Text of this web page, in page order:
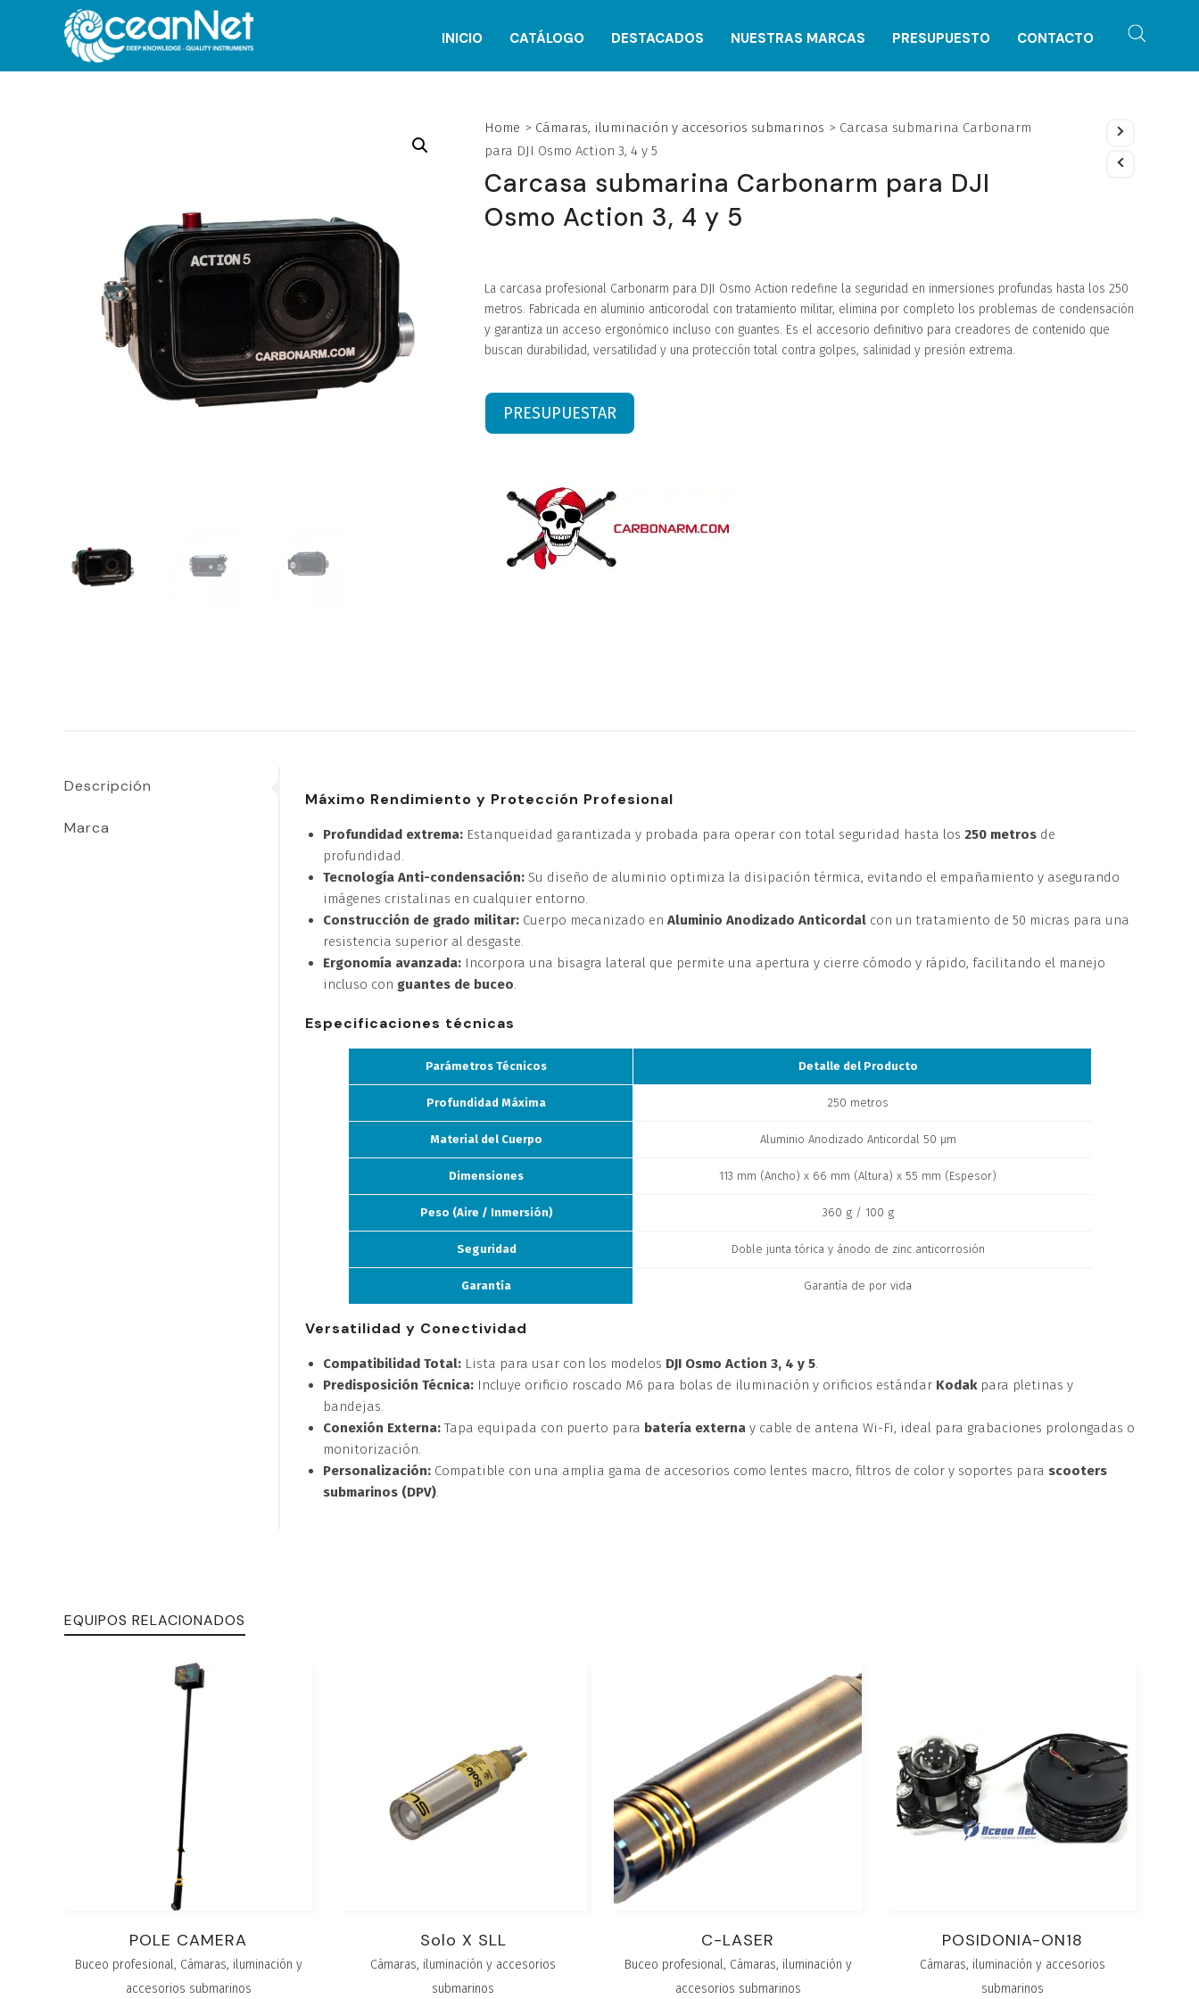
INICIO CATÁLOGO DESTACADOS NUESTRAS MARCAS PRESUPUESTO CONTACTO
Home > Cámaras, iluminación y accesorios submarinos > Carcasa submarina Carbonarm
para DJI Osmo Action 3, 4 y 5
Carcasa submarina Carbonarm para DJI
Osmo Action 3, 4 y 5
La carcasa profesional Carbonarm para DJI Osmo Action redefine la seguridad en inmersiones profundas hasta los 250
metros. Fabricada en aluminio anticorodal con tratamiento militar, elimina por completo los problemas de condensación
y garantiza un acceso ergonómico incluso con guantes. Es el accesorio definitivo para creadores de contenido que
buscan durabilidad, versatilidad y una protección total contra golpes, salinidad y presión extrema.
PRESUPUESTAR
Descripción
Marca
Máximo Rendimiento y Protección Profesional
Profundidad extrema: Estanqueidad garantizada y probada para operar con total seguridad hasta los 250 metros de
profundidad.
Tecnología Anti-condensación: Su diseño de aluminio optimiza la disipación térmica, evitando el empañamiento y asegurando
imágenes cristalinas en cualquier entorno.
Construcción de grado militar: Cuerpo mecanizado en Aluminio Anodizado Anticordal con un tratamiento de 50 micras para una
resistencia superior al desgaste.
Ergonomía avanzada: Incorpora una bisagra lateral que permite una apertura y cierre cómodo y rápido, facilitando el manejo
incluso con guantes de buceo
Especificaciones técnicas
Parámetros Técnicos Detalle del Producto
Profundidad Máxima 250 metros
Material del Cuerpo Aluminio Anodizado Anticordal 50 μm
Dimensiones 113 mm (Ancho) x 66 mm (Altura) x 55 mm (Espesor)
Peso (Aire / Inmersión) 360 g / 100 g
Seguridad Doble junta tórica y ánodo de zinc anticorrosión
Garantía Garantía de por vida
Versatilidad y Conectividad
Compatibilidad Total: Lista para usar con los modelos DJI Osmo Action 3, 4 y 5
Predisposición Técnica: Incluye orificio roscado M6 para bolas de iluminación y orificios estándar Kodak para pletinas y
bandejas.
Conexión Externa: Tapa equipada con puerto para batería externa y cable de antena Wi-Fi, ideal para grabaciones prolongadas o
monitorización.
Personalización: Compatible con una amplia gama de accesorios como lentes macro, filtros de color y soportes para scooters
submarinos (DPV)
EQUIPOS RELACIONADOS
POLE CAMERA
Buceo profesional, Cámaras, iluminación y
accesorios submarinos
Solo X SLL
Cámaras, iluminación y accesorios
submarinos
C-LASER
Buceo profesional, Cámaras, iluminación y
accesorios submarinos
POSIDONIA-ON18
Cámaras, iluminación y accesorios
submarinos